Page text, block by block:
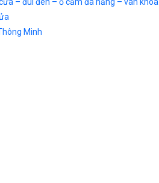
– đui đèn – ổ cắm đa năng – van khóa
Minh